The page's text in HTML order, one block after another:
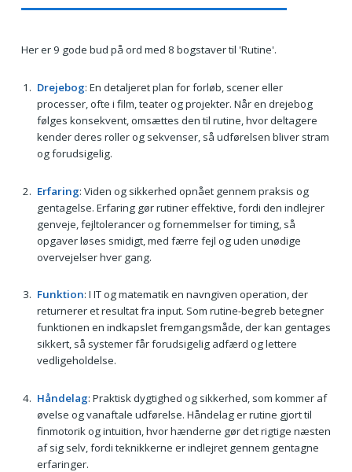
Her er 9 gode bud på ord med 8 bogstaver til 'Rutine'.
Drejebog: En detaljeret plan for forløb, scener eller
processer, ofte i film, teater og projekter. Når en drejebog
følges konsekvent, omsættes den til rutine, hvor deltagere
kender deres roller og sekvenser, så udførelsen bliver stram
og forudsigelig.
Erfaring: Viden og sikkerhed opnået gennem praksis og
gentagelse. Erfaring gør rutiner effektive, fordi den indlejrer
genveje, fejltolerancer og fornemmelser for timing, så
opgaver løses smidigt, med færre fejl og uden unødige
overvejelser hver gang.
Funktion: I IT og matematik en navngiven operation, der
returnerer et resultat fra input. Som rutine-begreb betegner
funktionen en indkapslet fremgangsmåde, der kan gentages
sikkert, så systemer får forudsigelig adfærd og lettere
vedligeholdelse.
Håndelag: Praktisk dygtighed og sikkerhed, som kommer af
øvelse og vanaftale udførelse. Håndelag er rutine gjort til
finmotorik og intuition, hvor hænderne gør det rigtige næsten
af sig selv, fordi teknikkerne er indlejret gennem gentagne
erfaringer.